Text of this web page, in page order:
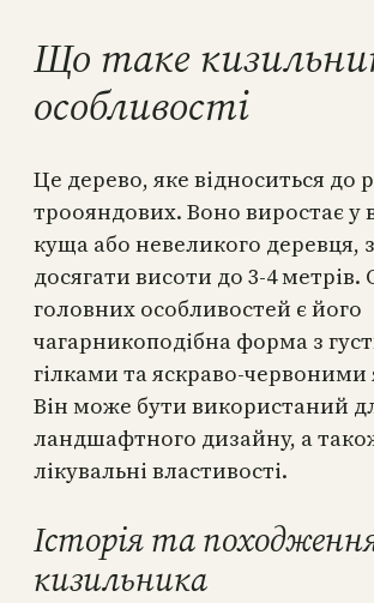
Що таке
особливості
Це дерево, яке відноситься до
троояндових. Воно виростає у
куща або невеликого деревця,
досягати висоти до 3-4 метрів.
головних особливостей є його
чагарникоподібна форма з
гілками та яскраво-
Він може бути використаний
ландшафтного дизайну, а
лікувальні властивості.
Історія та
кизильника